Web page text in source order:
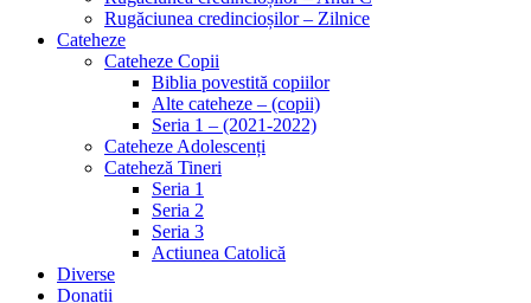
Rugăciunea credincioșilor – Zilnice
Cateheze
Cateheze Copii
Biblia povestită copiilor
Alte cateheze – (copii)
Seria 1 – (2021-2022)
Cateheze Adolescenți
Cateheză Tineri
Seria 1
Seria 2
Seria 3
Actiunea Catolică
Diverse
Donații